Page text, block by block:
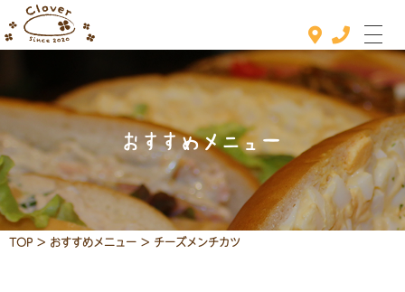
ホーム
おすすめメニュー
メニュー
おすすめメニュー
TOP > おすすめメニュー > チーズメンチカツ